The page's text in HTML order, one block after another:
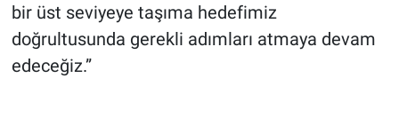
bir üst seviyeye taşıma hedefimiz
doğrultusunda gerekli adımları atmaya devam
edeceğiz.”